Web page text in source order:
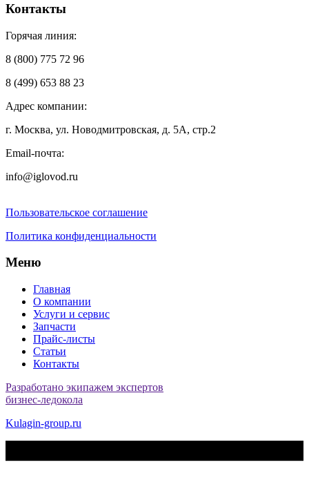
Контакты
Горячая линия:
8 (800) 775 72 96
8 (499) 653 88 23
Адрес компании:
г. Москва, ул. Новодмитровская, д. 5А, стр.2
Email-почта:
info@iglovod.ru
Пользовательское соглашение
Политика конфиденциальности
Меню
Главная
О компании
Услуги и сервис
Запчасти
Прайс-листы
Статьи
Контакты
Разработано экипажем экспертов
бизнес-ледокола
Kulagin-group.ru